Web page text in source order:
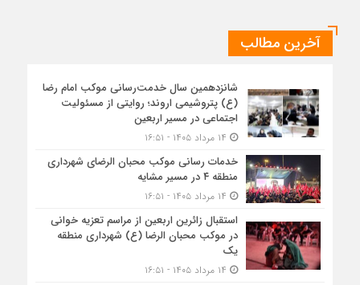
آخرین مطالب
شانزدهمین سال خدمت‌رسانی موکب امام رضا
(ع) پتروشیمی اروند؛ روایتی از مسئولیت
اجتماعی در مسیر اربعین
خدمات رسانی موکب محبان الرضای شهرداری
منطقه ۴ در مسیر مشایه
استقبال زائرین اربعین از مراسم تعزیه خوانی
در موکب محبان الرضا (ع) شهرداری منطقه
یک